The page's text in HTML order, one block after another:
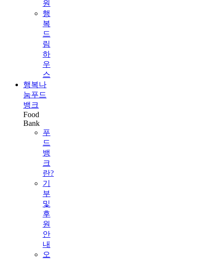
원
행
복
드
림
하
우
스
행복나
눔푸드
뱅크
Food
Bank
푸
드
뱅
크
란?
기
부
및
후
원
안
내
오